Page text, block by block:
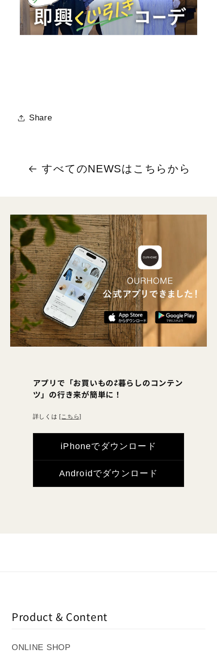
Share
すべてのNEWSはこちらから
アプリで「お買いもの⇄暮らしのコンテン
ツ」の行き来が簡単に！
詳しくは [こちら]
iPhoneでダウンロード
Androidでダウンロード
Product & Content
ONLINE SHOP